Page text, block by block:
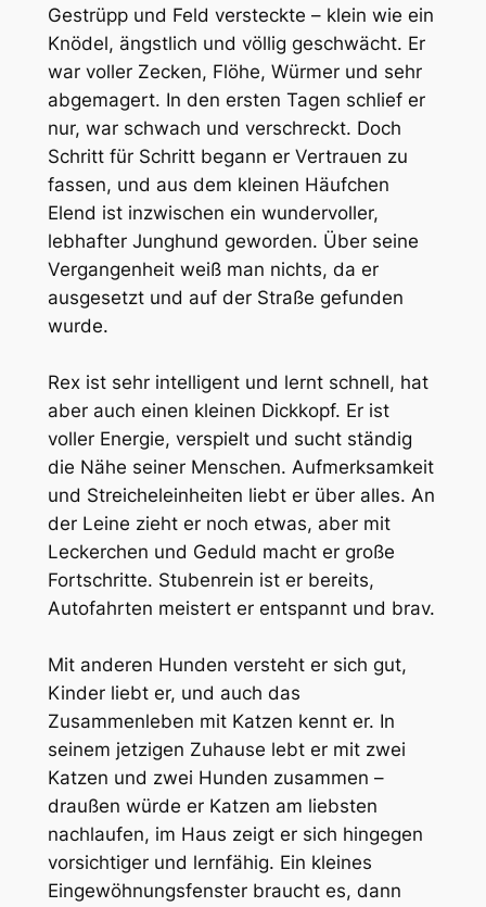
Gestrüpp und Feld versteckte – klein wie ein
Knödel, ängstlich und völlig geschwächt. Er
war voller Zecken, Flöhe, Würmer und sehr
abgemagert. In den ersten Tagen schlief er
nur, war schwach und verschreckt. Doch
Schritt für Schritt begann er Vertrauen zu
fassen, und aus dem kleinen Häufchen
Elend ist inzwischen ein wundervoller,
lebhafter Junghund geworden. Über seine
Vergangenheit weiß man nichts, da er
ausgesetzt und auf der Straße gefunden
wurde.
Rex ist sehr intelligent und lernt schnell, hat
aber auch einen kleinen Dickkopf. Er ist
voller Energie, verspielt und sucht ständig
die Nähe seiner Menschen. Aufmerksamkeit
und Streicheleinheiten liebt er über alles. An
der Leine zieht er noch etwas, aber mit
Leckerchen und Geduld macht er große
Fortschritte. Stubenrein ist er bereits,
Autofahrten meistert er entspannt und brav.
Mit anderen Hunden versteht er sich gut,
Kinder liebt er, und auch das
Zusammenleben mit Katzen kennt er. In
seinem jetzigen Zuhause lebt er mit zwei
Katzen und zwei Hunden zusammen –
draußen würde er Katzen am liebsten
nachlaufen, im Haus zeigt er sich hingegen
vorsichtiger und lernfähig. Ein kleines
Eingewöhnungsfenster braucht es, dann